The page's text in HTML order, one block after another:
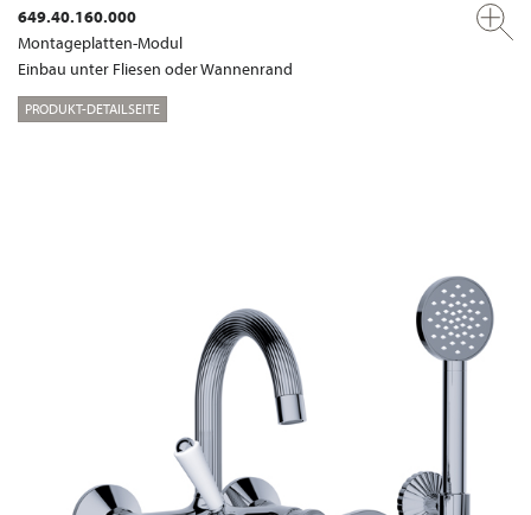
649.40.160.000
Montageplatten-Modul
Einbau unter Fliesen oder Wannenrand
PRODUKT-DETAILSEITE